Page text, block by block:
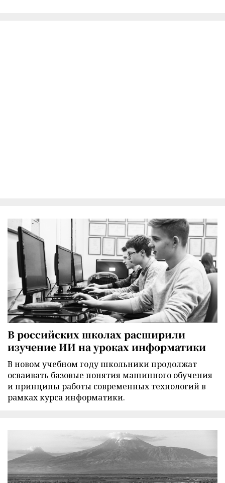
В российских школах расширили
изучение ИИ на уроках информатики
В новом учебном году школьники продолжат
осваивать базовые понятия машинного обучения
и принципы работы современных технологий в
рамках курса информатики.